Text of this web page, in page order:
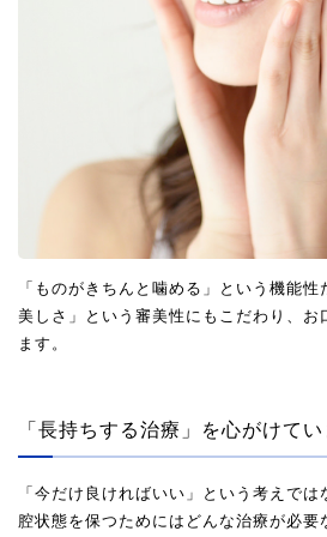
「ものがきちんと噛める」という機能
美しさ」という審美性にもこだわり、お
ます。
「長持ちする治療」を心がけてい
「今だけ良ければいい」という考えで
腔状態を保つためにはどんな治療が必要